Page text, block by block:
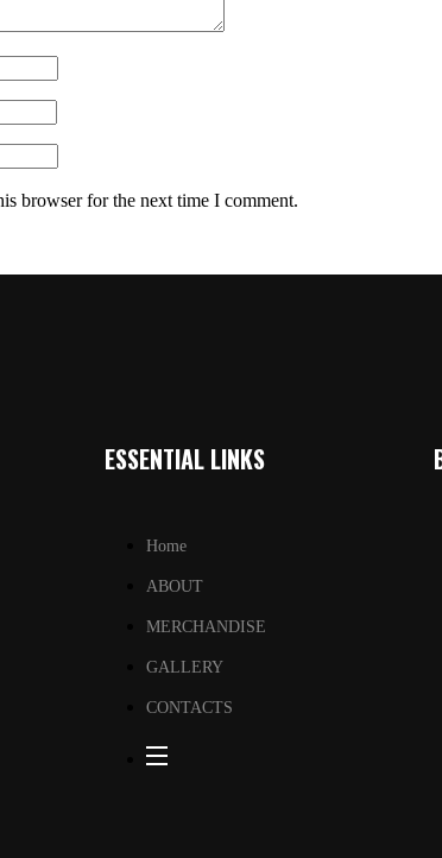
browser for the next time I comment.
ESSENTIAL LINKS
Home
ABOUT
MERCHANDISE
GALLERY
CONTACTS